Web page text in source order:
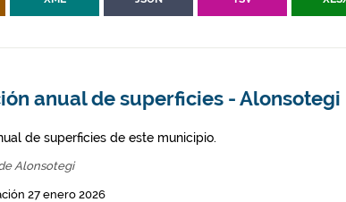
anual de superficies - Alonsotegi
de superficies de este municipio.
Alonsotegi
27 enero 2026